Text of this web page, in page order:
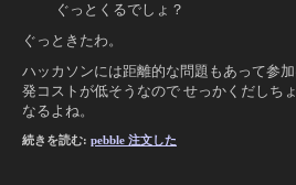
ぐっとくるでしょ？
ぐっときたわ。
ハッカソンには距離的な問題もあって参
発コストが低そうなので せっかくだしち
なるよね。
続きを読む: pebble 注文した